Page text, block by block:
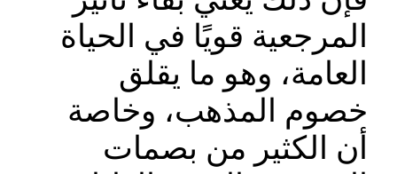
المرجعية قويًا في الحياة
العامة، وهو ما يقلق
خصوم المذهب، وخاصة
أن الكثير من بصمات